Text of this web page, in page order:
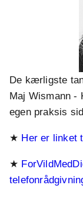
De kærligste
Maj Wismann -
egen praksis
★ Her er linket
★